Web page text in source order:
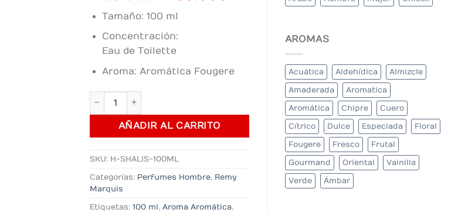
price
was:
$198.000.
$150.000.
Tamaño: 100 ml
Concentración:
Eau de Toilette
Aroma: Aromática Fougere
Perfume Shalis cantidad
AÑADIR AL CARRITO
SKU: H-SHALIS-100ML
Categorías: Perfumes Hombre, Remy
Marquis
Etiquetas: 100 ml, Aroma Aromática,
AROMAS
Acuática Aldehídica Almizcle
Amaderada Aromatica
Aromática Chipre Cuero
Cítrico Dulce Especiada Floral
Fougere Fresco Frutal
Gourmand Oriental Vainilla
Verde Ámbar